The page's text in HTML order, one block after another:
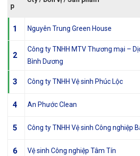
p
1 Nguyên Trung Green House
2
Công ty TNHH MTV Thương mại –
Bình Dương
3 Công ty TNHH Vệ sinh Phúc Lộc
4 An Phước Clean
5 Công ty TNHH Vệ sinh Công nghiệp
6 Vệ sinh Công nghiệp Tâm Tín